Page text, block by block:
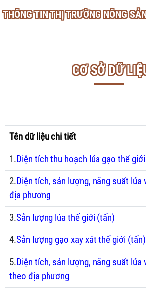
THÔNG TIN THỊ TRƯỜNG NÔNG SẢN
CƠ SỞ DỮ
Tên dữ liệu chi tiết
1.Diện tích thu hoạch lúa gạo thế
2.Diện tích, sản lượng, năng suất lúa
địa phương
3.Sản lượng lúa thế giới (tấn)
4.Sản lượng gạo xay xát thế giới (tấn)
5.Diện tích, sản lượng, năng suất lúa
theo địa phương